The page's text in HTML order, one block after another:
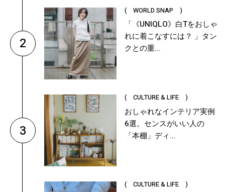
2
( WORLD SNAP )
「《UNIQLO》白Tをおしゃ
れに着こなすには？ 」タン
クとの重...
3
( CULTURE & LIFE )
おしゃれなインテリア実例
6選。センスがいい人の
「本棚」ディ...
( CULTURE & LIFE )